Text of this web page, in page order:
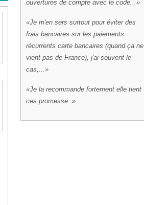
ouvertures de compte avec le code...
Je m'en sers surtout pour éviter des
frais bancaires sur les paiements
récurrents carte bancaires (quand ça ne
vient pas de France), j'ai souvent le
cas,...
Je la recommande fortement elle tient
ces promesse .